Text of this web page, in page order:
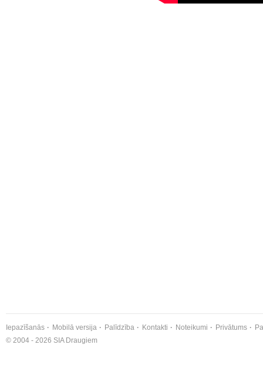
Iepazīšanās Mobilā versija Palīdzība Kontakti Noteikumi Privātums
© 2004 - 2026 SIA Draugiem